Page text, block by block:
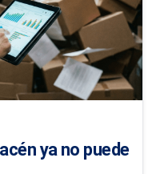
ya no puede